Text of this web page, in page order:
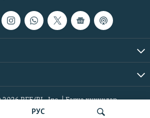
РУС
RFE/RL, Inc. | Барча ҳуқуқлар